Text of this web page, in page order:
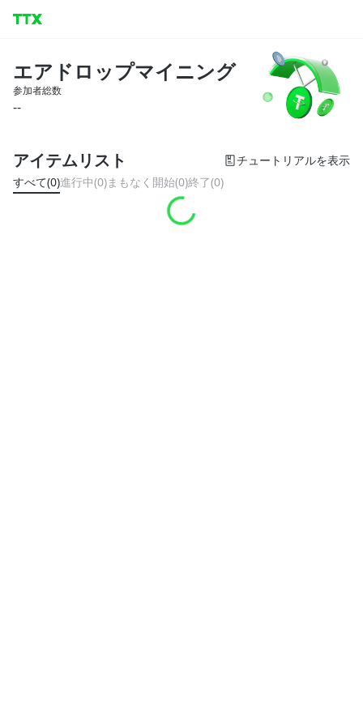
エアドロップマイニング
参加者総数
--
アイテムリスト
チュートリアルを表示
すべて(0)進行中(0)まもなく開始(0)終了(0)